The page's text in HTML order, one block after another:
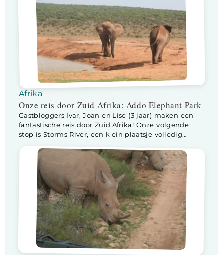
natuurreservaat De Hoop. Ondanks dat de omgeving
erg […]
Afrika
Onze reis door Zuid Afrika: Addo Elephant Park
Gastbloggers Ivar, Joan en Lise (3 jaar) maken een
fantastische reis door Zuid Afrika! Onze volgende
stop is Storms River, een klein plaatsje volledig
Park bezoeken. De reis vanuit Knysna is prachtig, we
rijden het binnenland in, het landschap verandert
voortdurend. Het weer ook; naarmate we dichterbij
onze […]